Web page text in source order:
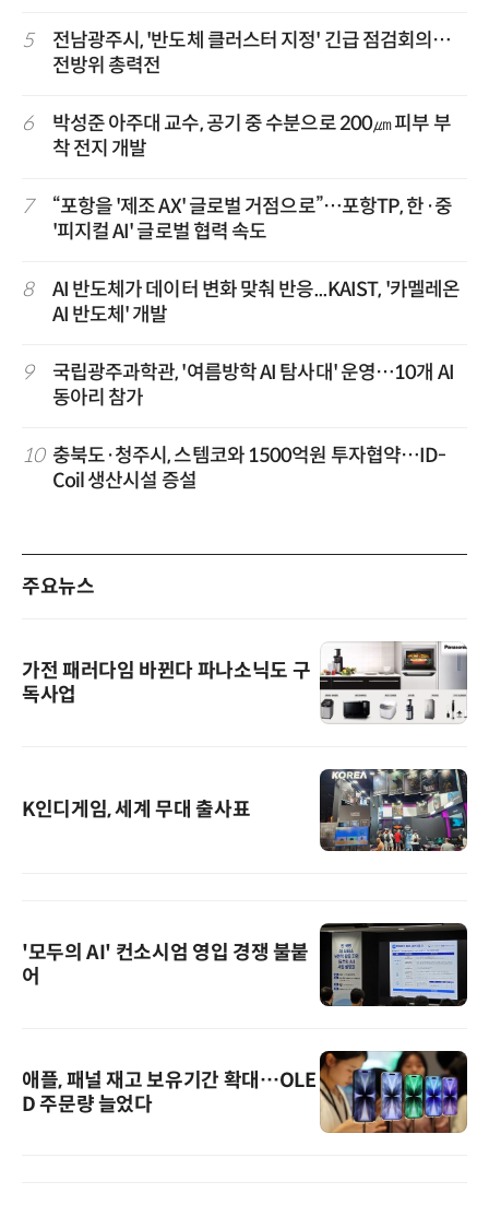
5
전남광주시, '반도체 클러스터 지정' 긴급 점검회의…
전방위 총력전
6
박성준 아주대 교수, 공기 중 수분으로 200㎛ 피부 부
착 전지 개발
7
“포항을 '제조 AX' 글로벌 거점으로”…포항TP, 한·중
'피지컬 AI' 글로벌 협력 속도
8
AI 반도체가 데이터 변화 맞춰 반응...KAIST, '카멜레온
AI 반도체' 개발
9
국립광주과학관, '여름방학 AI 탐사대' 운영…10개 AI
동아리 참가
10 충북도·청주시, 스템코와 1500억원 투자협약…ID-
Coil 생산시설 증설
주요뉴스
가전 패러다임 바뀐다 파나소닉도 구
독사업
K인디게임, 세계 무대 출사표
'모두의 AI' 컨소시엄 영입 경쟁 불붙
어
애플, 패널 재고 보유기간 확대…OLE
D 주문량 늘었다